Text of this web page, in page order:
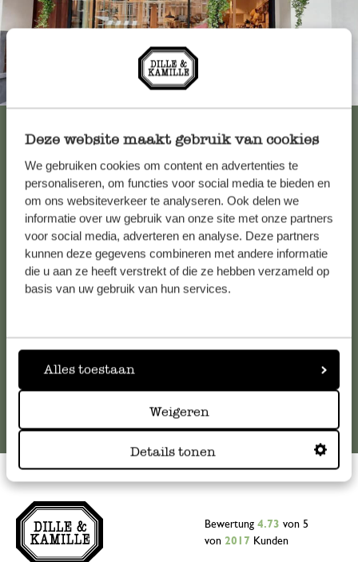
Deze website maakt gebruik van cookies
We gebruiken cookies om content en advertenties te
personaliseren, om functies voor social media te bieden en
om ons websiteverkeer te analyseren. Ook delen we
informatie over uw gebruik van onze site met onze partners
voor social media, adverteren en analyse. Deze partners
kunnen deze gegevens combineren met andere informatie
die u aan ze heeft verstrekt of die ze hebben verzameld op
basis van uw gebruik van hun services.
Alles toestaan
Weigeren
Details tonen
Immer in der Nähe
Kundenservice/Hilfe
Falls Sie Fragen haben oder Tipps und Hilfe brauchen, wenden
Sie sich bitte an unseren Kundenservice. Oder lesen Sie hier
die Antworten aufhäufig gestellte Fragen.
Online-Kundenservice
Bewertung 4.73 von 5
von 2017 Kunden